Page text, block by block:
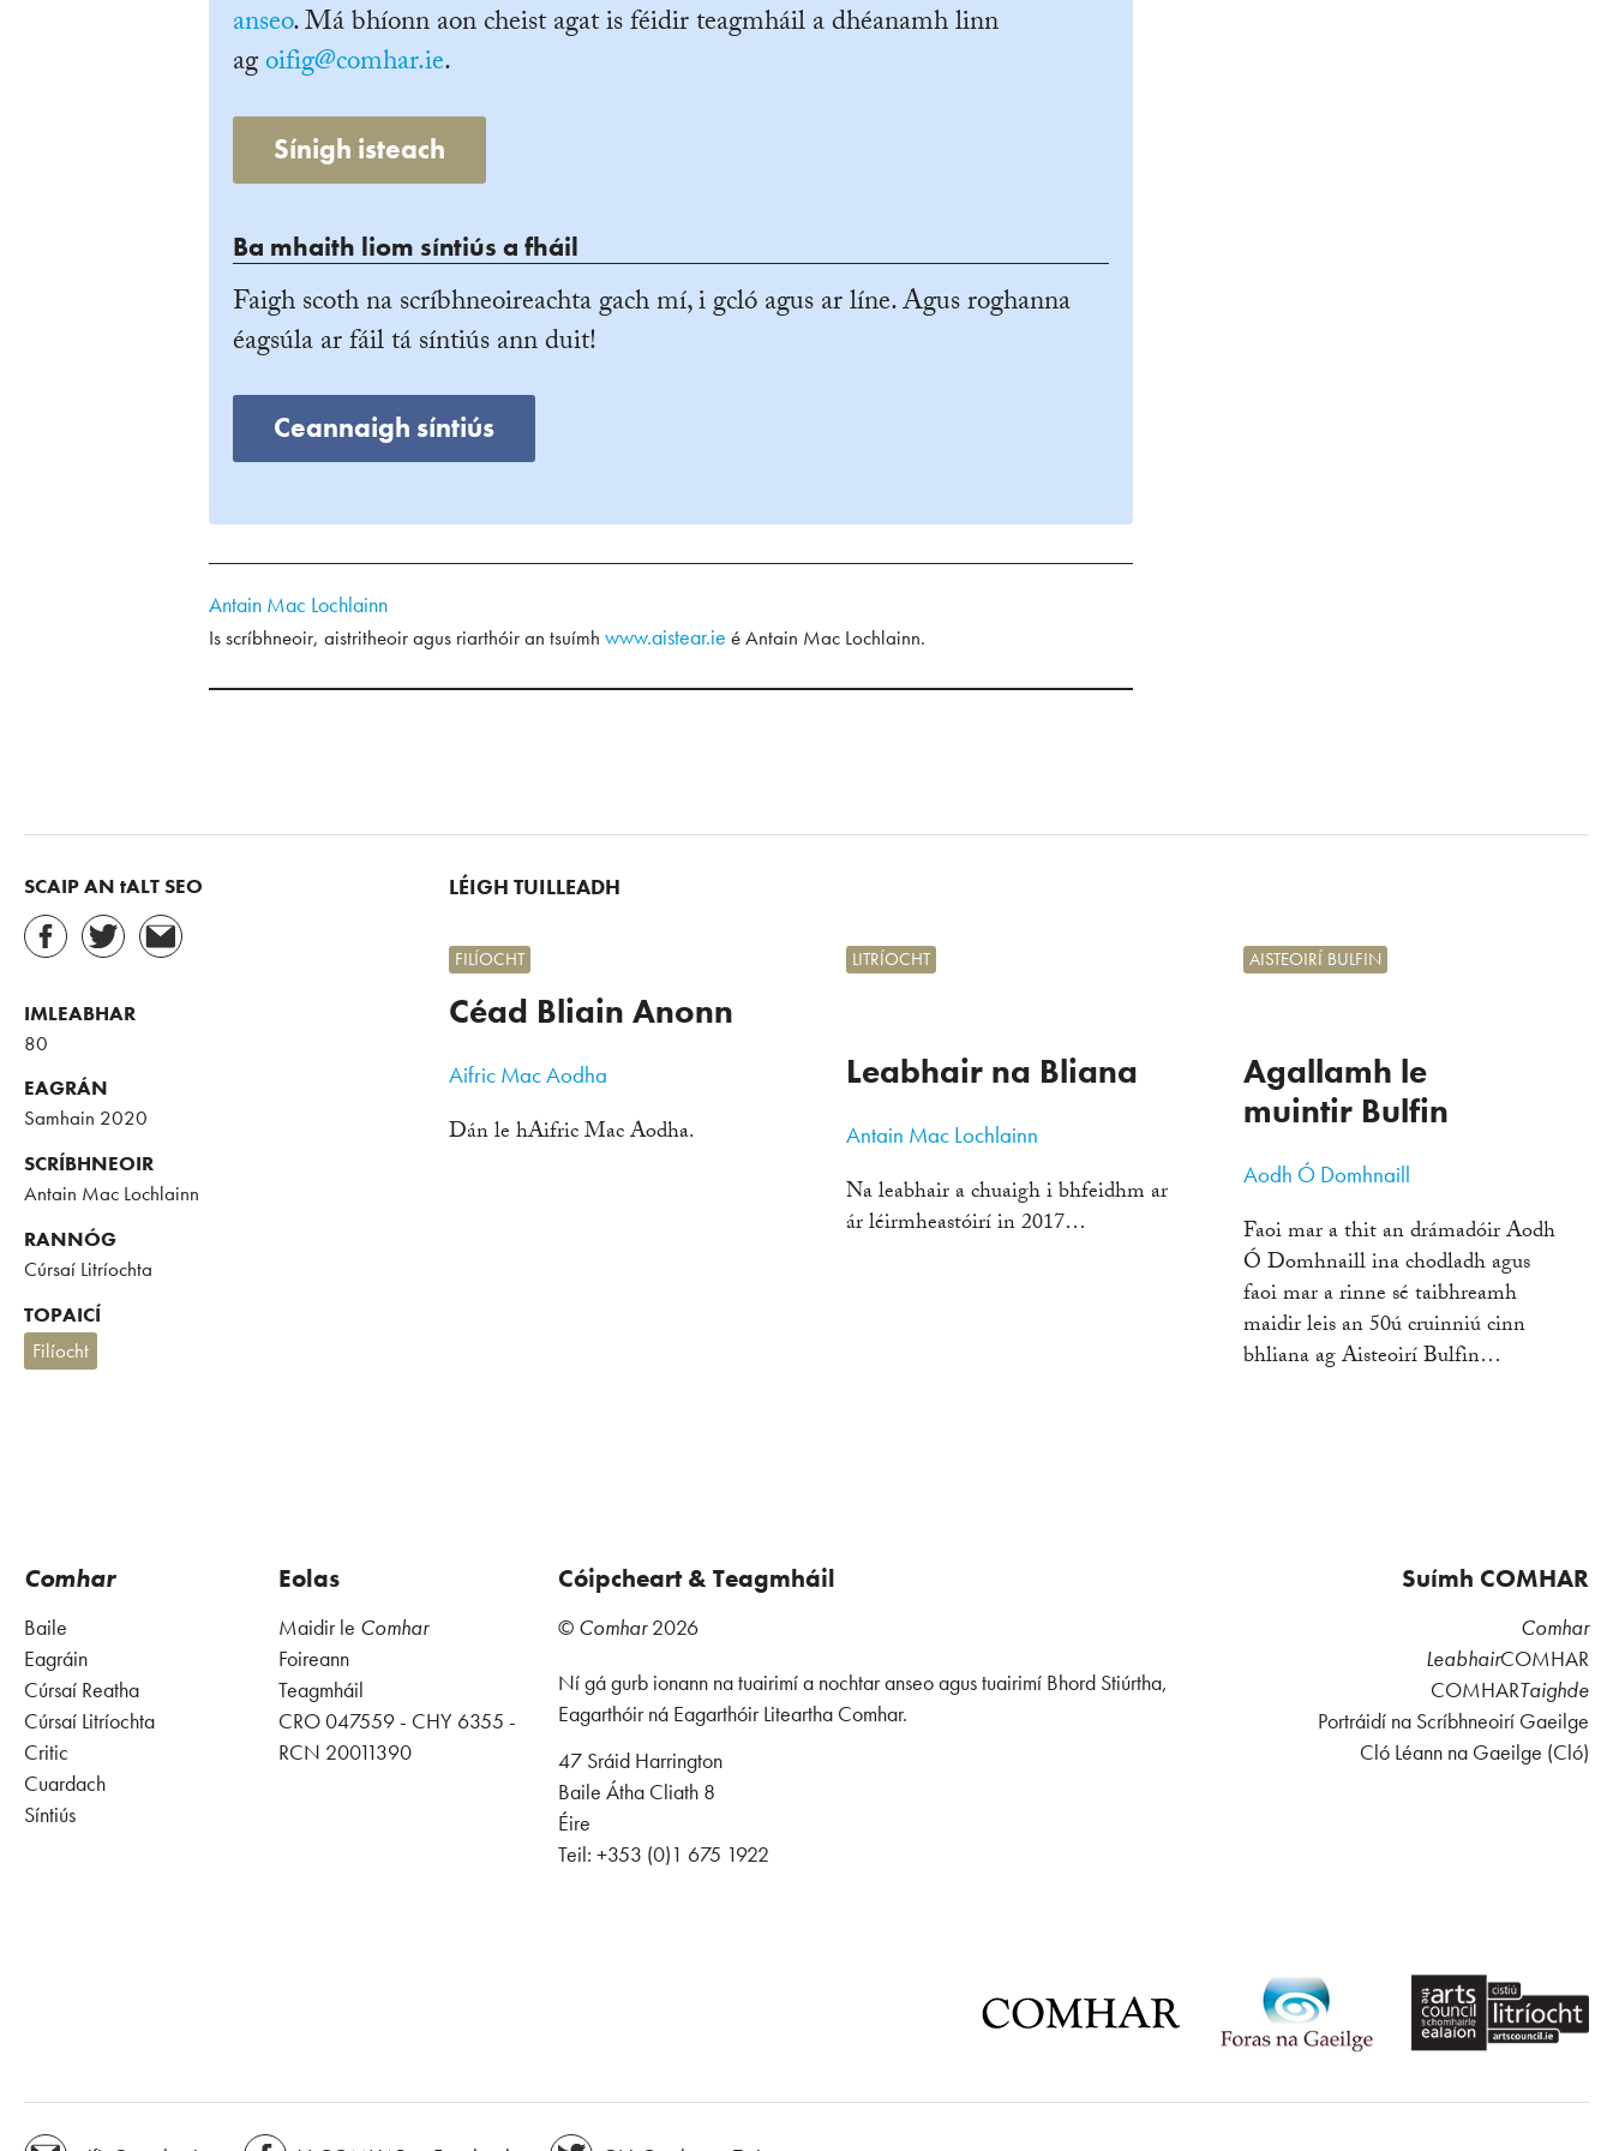
anseo. Má bhíonn aon cheist agat is féidir teagmháil a dhéanamh linn
agoifig@comhar.ie.
Sínigh isteach
Ba mhaith liom síntiús a fháil
Faigh scoth na scríbhneoireachta gach mí, i gcló agus ar líne. Agus roghanna
éagsúla ar fáil tá síntiús ann duit!
Ceannaigh síntiús
Antain Mac Lochlainn
Is scríbhneoir, aistritheoir agus riarthóir an tsuímhwww.aistear.ie é Antain Mac Lochlainn.
SCAIP AN tALT SEO
IMLEABHAR
80
EAGRÁN
Samhain 2020
SCRÍBHNEOIR
Antain Mac Lochlainn
RANNÓG
Cúrsaí Litríochta
TOPAICÍ
Filíocht
LÉIGH TUILLEADH
Céad Bliain Anonn
FILÍOCHT
Aifric Mac Aodha
Dán le hAifric Mac Aodha.
Leabhair na Bliana
LITRÍOCHT
Antain Mac Lochlainn
Na leabhair a chuaigh i bhfeidhm ar
ár léirmheastóirí in 2017…
Agallamh le
muintir Bulfin
AISTEOIRÍ BULFIN
Aodh Ó Domhnaill
Faoi mar a thit an drámadóir Aodh
Ó Domhnaill ina chodladh agus
faoi mar a rinne sé taibhreamh
maidir leis an 50ú cruinniú cinn
bhliana ag Aisteoirí Bulfin…
Comhar
Baile
Eagráin
Cúrsaí Reatha
Cúrsaí Litríochta
Critic
Cuardach
Síntiús
Eolas
Maidir le Comhar
Foireann
Teagmháil
CRO 047559 - CHY 6355 -
RCN 20011390
Cóipcheart & Teagmháil
© Comhar2026
Ní gá gurb ionann na tuairimí a nochtar anseo agus tuairimí Bhord Stiúrtha,
Eagarthóir ná Eagarthóir Liteartha Comhar.
47 Sráid Harrington
Baile Átha Cliath 8
Éire
Teil: +353 (0)1 675 1922
Suímh COMHAR
Comhar
LeabhairCOMHAR
COMHARTaighde
Portráidí na Scríbhneoirí Gaeilge
Cló Léann na Gaeilge (Cló)